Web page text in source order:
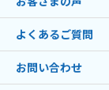
よくあるご質問
お問い合わせ